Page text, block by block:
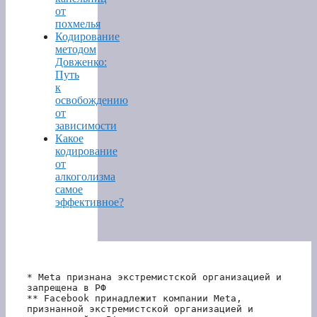
от
похмелья
Кодирование
методом
Довженко:
Путь
к
освобождению
от
зависимости
Какое
кодирование
от
алкоголизма
самое
эффективное?
* Meta признана экстремистской организацией и
запрещена в РФ
** Facebook принадлежит компании Meta,
признанной экстремистской организацией и